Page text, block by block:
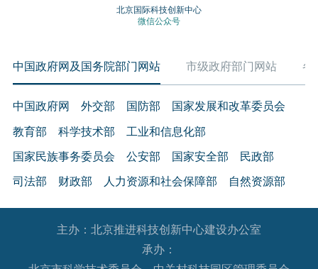
北京国际科技创新中心
微信公众号
中国政府网及国务院部门网站 市级政府部门网站 各
中国政府网 外交部 国防部 国家发展和改革委员会
教育部 科学技术部 工业和信息化部
国家民族事务委员会 公安部 国家安全部 民政部
司法部 财政部 人力资源和社会保障部 自然资源部
生态环境部 住房和城乡建设部 交通运输部 水利部
农业农村部 商务部 文化和旅游部
退役军人事务部
主办：北京推进科技创新中心建设办公室
承办：